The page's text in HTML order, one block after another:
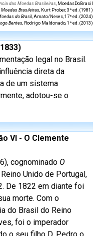
das Moedas Brasileiras , MoedasDoBrasil
Brasileiras , Kurt Prober, 3ª ed. (1981)
do Brasil , Amato/Neves, 17ª ed. (2024)
Bentes , Rodrigo Maldonado, 1ª ed. (2013)
legal no Brasil.
direta da
de um sistema
adotou-se o
VI - O Clemente
cognominado O
Unido de Portugal,
De 1822 em diante foi
morte. Com o
do Brasil do Reino
foi o imperador
o seu filho D. Pedro o